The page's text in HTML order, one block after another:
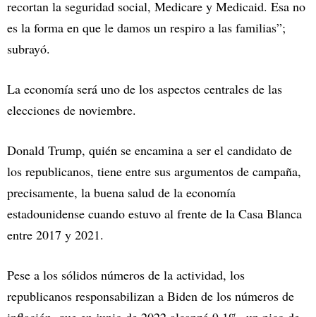
recortan la seguridad social, Medicare y Medicaid. Esa no
es la forma en que le damos un respiro a las familias”;
subrayó.
La economía será uno de los aspectos centrales de las
elecciones de noviembre.
Donald Trump, quién se encamina a ser el candidato de
los republicanos, tiene entre sus argumentos de campaña,
precisamente, la buena salud de la economía
estadounidense cuando estuvo al frente de la Casa Blanca
entre 2017 y 2021.
Pese a los sólidos números de la actividad, los
republicanos responsabilizan a Biden de los números de